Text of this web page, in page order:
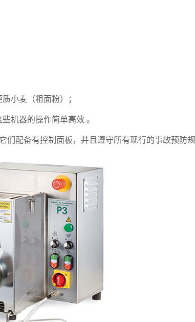
小麦（粗面粉）；
机器的操作简单高效 。
们配备有控制面板，并且遵守所有现行的事故预防